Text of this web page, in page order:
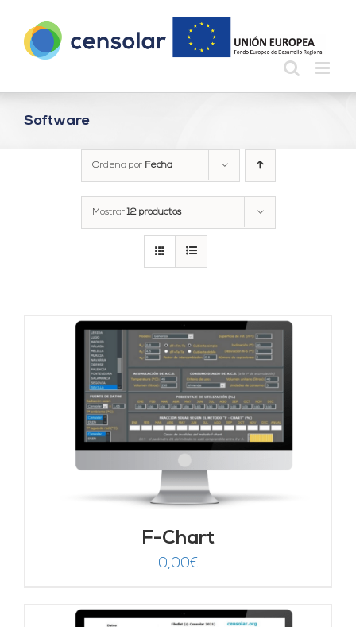
contenido
Software
Ordena por Fecha
Mostrar12 productos
F-Chart
0,00€